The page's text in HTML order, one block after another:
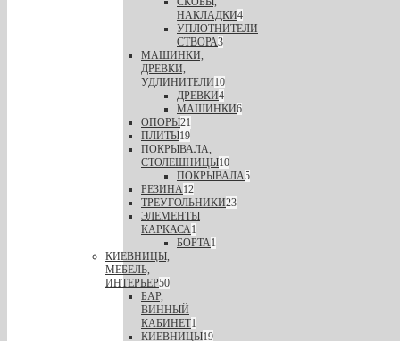
НАКЛАДКИ4
УПЛОТНИТЕЛИ
СТВОРА3
МАШИНКИ,
ДРЕВКИ,
УДЛИНИТЕЛИ10
ДРЕВКИ4
МАШИНКИ6
ОПОРЫ21
ПЛИТЫ19
ПОКРЫВАЛА,
СТОЛЕШНИЦЫ10
ПОКРЫВАЛА5
РЕЗИНА12
ТРЕУГОЛЬНИКИ23
ЭЛЕМЕНТЫ
КАРКАСА1
БОРТА1
КИЕВНИЦЫ,
МЕБЕЛЬ,
ИНТЕРЬЕР50
БАР,
ВИННЫЙ
КАБИНЕТ1
КИЕВНИЦЫ19